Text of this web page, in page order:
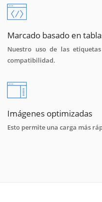
Marcado basado en
Nuestro uso de las
compatibilidad.
Imágenes optimizadas
Esto permite una carga más